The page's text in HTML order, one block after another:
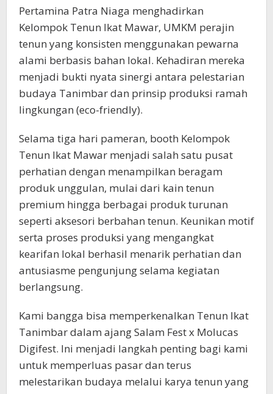
Pertamina Patra Niaga menghadirkan
Kelompok Tenun Ikat Mawar, UMKM perajin
tenun yang konsisten menggunakan pewarna
alami berbasis bahan lokal. Kehadiran mereka
menjadi bukti nyata sinergi antara pelestarian
budaya Tanimbar dan prinsip produksi ramah
lingkungan (eco-friendly).
Selama tiga hari pameran, booth Kelompok
Tenun Ikat Mawar menjadi salah satu pusat
perhatian dengan menampilkan beragam
produk unggulan, mulai dari kain tenun
premium hingga berbagai produk turunan
seperti aksesori berbahan tenun. Keunikan motif
serta proses produksi yang mengangkat
kearifan lokal berhasil menarik perhatian dan
antusiasme pengunjung selama kegiatan
berlangsung.
Kami bangga bisa memperkenalkan Tenun Ikat
Tanimbar dalam ajang Salam Fest x Molucas
Digifest. Ini menjadi langkah penting bagi kami
untuk memperluas pasar dan terus
melestarikan budaya melalui karya tenun yang